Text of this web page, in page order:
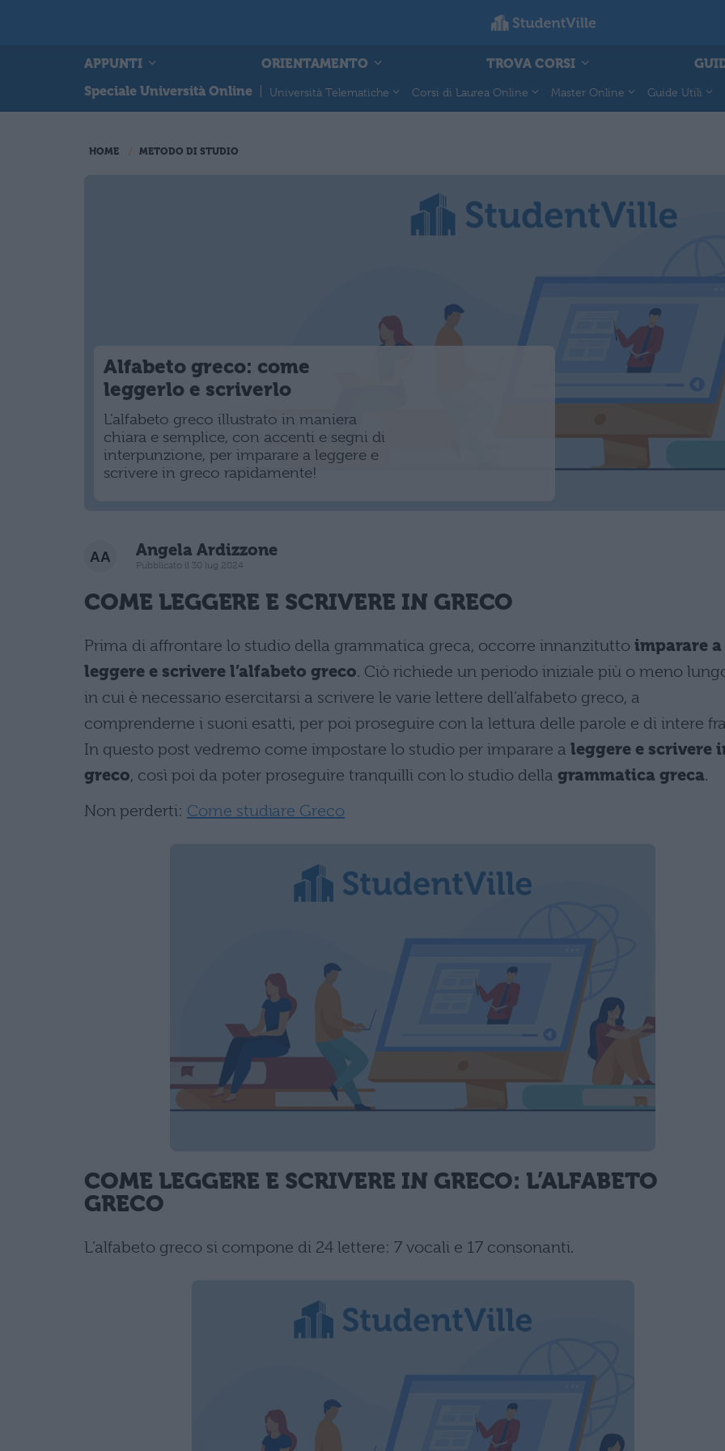
APPUNTI ORIENTAMENTO TROVA CORSI
Speciale Università Online
Università Telematiche Corsi di Laurea Online Master Online Guide Utili
HOME METODO DI STUDIO
Alfabeto greco: come
leggerlo e scriverlo
L'alfabeto greco illustrato in maniera
chiara e semplice, con accenti e segni di
interpunzione, per imparare a leggere e
scrivere in greco rapidamente!
Angela Ardizzone
Pubblicato il 30 lug 2024
COME LEGGERE E SCRIVERE IN GRECO
Prima di affrontare lo studio della grammatica greca, occorre innanzitutto imparare a
leggere e scrivere l’alfabeto greco. Ciò richiede un periodo iniziale più o meno
in cui è necessario esercitarsi a scrivere le varie lettere dell’alfabeto greco, a
comprenderne i suoni esatti, per poi proseguire con la lettura delle parole e di intere
In questo post vedremo come impostare lo studio per imparare a leggere e scrivere
greco, così poi da poter proseguire tranquilli con lo studio della grammatica greca.
Non perderti: Come studiare Greco
COME LEGGERE E SCRIVERE IN GRECO: L’ALFABETO
GRECO
L’alfabeto greco si compone di 24 lettere: 7 vocali e 17 consonanti.